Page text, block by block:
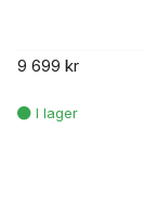
9 699 kr